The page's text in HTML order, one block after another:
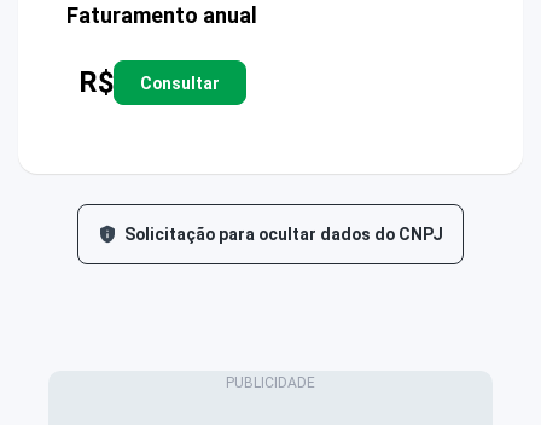
Faturamento anual
R$ Consultar
Solicitação para ocultar dados do CNPJ